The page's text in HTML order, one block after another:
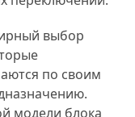
выбор
по своим
модели блока